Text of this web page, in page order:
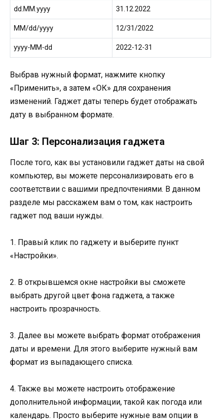
dd.MM.yyyy 31.12.2022
MM/dd/yyyy 12/31/2022
yyyy-MM-dd 2022-12-31
Выбрав нужный формат, нажмите кнопку
«Применить», а затем «ОК» для сохранения
изменений. Гаджет даты теперь будет отображать
дату в выбранном формате.
Шаг 3: Персонализация гаджета
После того, как вы установили гаджет даты на свой
компьютер, вы можете персонализировать его в
соответствии с вашими предпочтениями. В данном
разделе мы расскажем вам о том, как настроить
гаджет под ваши нужды.
1. Правый клик по гаджету и выберите пункт
«Настройки».
2. В открывшемся окне настройки вы сможете
выбрать другой цвет фона гаджета, а также
настроить прозрачность.
3. Далее вы можете выбрать формат отображения
даты и времени. Для этого выберите нужный вам
формат из выпадающего списка.
4. Также вы можете настроить отображение
дополнительной информации, такой как погода или
календарь. Просто выберите нужные вам опции в